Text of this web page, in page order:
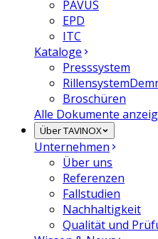
PAVUS
EPD
ITC
Kataloge
Presssystem
Rillensystem
Broschüren
Alle Dokumente
Über TAVINOX
Unternehmen
Über uns
Referenzen
Fallstudien
Nachhaltigkeit
Qualität und